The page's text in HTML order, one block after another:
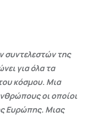
συντελεστών της
για όλα τα
κόσμου. Μια
οι οποίοι
Ευρώπης. Μιας